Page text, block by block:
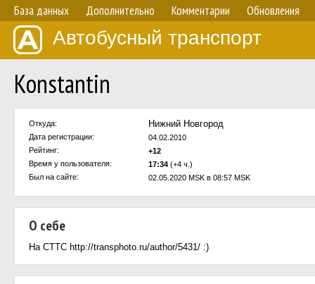
База данных Дополнительно Комментарии Обновления
Автобусный транспорт
Кonstantin
Откуда: Нижний Новгород
Дата регистрации:
04.02.2010
Рейтинг:
+12
Время у пользователя:
17:34 (+4 ч.)
Был на сайте:
02.05.2020 MSK в 08:57 MSK
О себе
На СТТС http://transphoto.ru/author/5431/ :)